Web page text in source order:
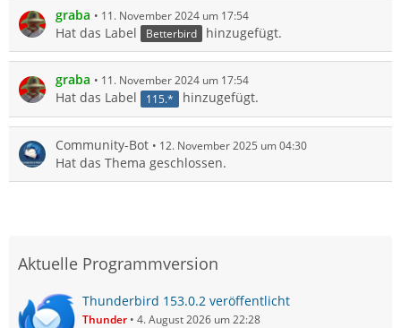
graba 11. November 2024 um 17:54
Hat das Label Betterbird hinzugefügt.
graba 11. November 2024 um 17:54
Hat das Label 115.* hinzugefügt.
Community-Bot 12. November 2025 um 04:30
Hat das Thema geschlossen.
Aktuelle Programmversion
Thunderbird 153.0.2 veröffentlicht
Thunder 4. August 2026 um 22:28